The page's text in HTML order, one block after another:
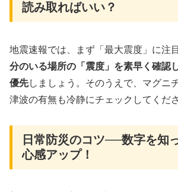
読み取ればいい？
地震速報では、まず「最大震度」に注
分のいる場所の「震度」を素早く確認
優先しましょう。そのうえで、マグニ
津波の有無も冷静にチェックしてくださ
日常防災のコツ──数字を知
心感アップ！